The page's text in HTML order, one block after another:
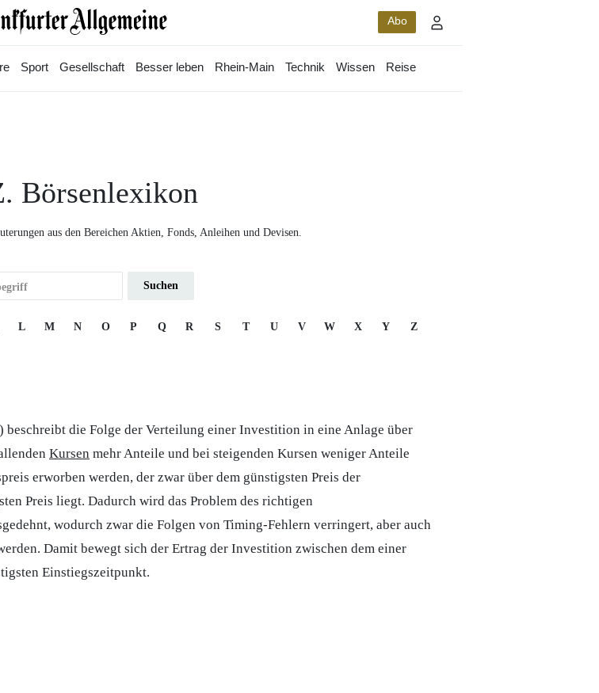
Abo
Sport Gesellschaft Besser leben Rhein-Main Technik Wissen Reise
Börsenlexikon
aus den Bereichen Aktien, Fonds, Anleihen und Devisen.
Suchen
L M N O P Q R S T U V W X Y Z
die Folge der Verteilung einer Investition in eine Anlage über
Kursen mehr Anteile und bei steigenden Kursen weniger Anteile
erworben werden, der zwar über dem günstigsten Preis der
Preis liegt. Dadurch wird das Problem des richtigen
wodurch zwar die Folgen von Timing-Fehlern verringert, aber auch
Damit bewegt sich der Ertrag der Investition zwischen dem einer
Einstiegszeitpunkt.